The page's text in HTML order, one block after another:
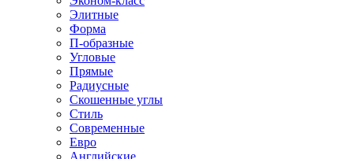
Элитные
Форма
П-образные
Угловые
Прямые
Радиусные
Скошенные углы
Стиль
Современные
Евро
Английские